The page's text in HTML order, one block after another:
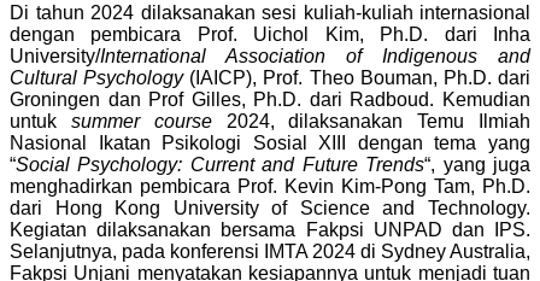
Di tahun 2024 dilaksanakan sesi kuliah-kuliah internasional
dengan pembicara Prof. Uichol Kim, Ph.D. dari Inha
University/International Association of Indigenous and
Cultural Psychology(IAICP), Prof. Theo Bouman, Ph.D. dari
Groningen dan Prof Gilles, Ph.D. dari Radboud. Kemudian
untuk summer course2024, dilaksanakan Temu Ilmiah
Nasional Ikatan Psikologi Sosial XIII dengan tema yang
“Social Psychology: Current and Future Trends“, yang juga
menghadirkan pembicara Prof. Kevin Kim-Pong Tam, Ph.D.
dari Hong Kong University of Science and Technology.
Kegiatan dilaksanakan bersama Fakpsi UNPAD dan IPS.
Selanjutnya, pada konferensi IMTA 2024 di Sydney Australia,
Fakpsi Unjani menyatakan kesiapannya untuk menjadi tuan